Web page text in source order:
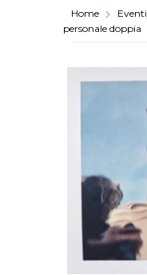
Home Eventi
personale doppia